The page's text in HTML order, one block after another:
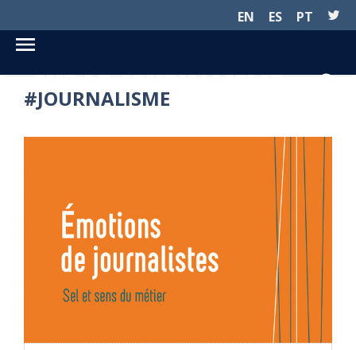
EN ES PT
SUR LE JOURNALISME...
#JOURNALISME